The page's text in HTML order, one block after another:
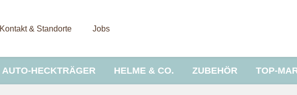
Kontakt & Standorte Jobs
AUTO-HECKTRÄGER HELME & CO. ZUBEHÖR TOP-